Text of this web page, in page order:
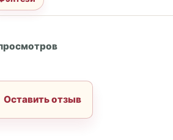
Оставить отзыв